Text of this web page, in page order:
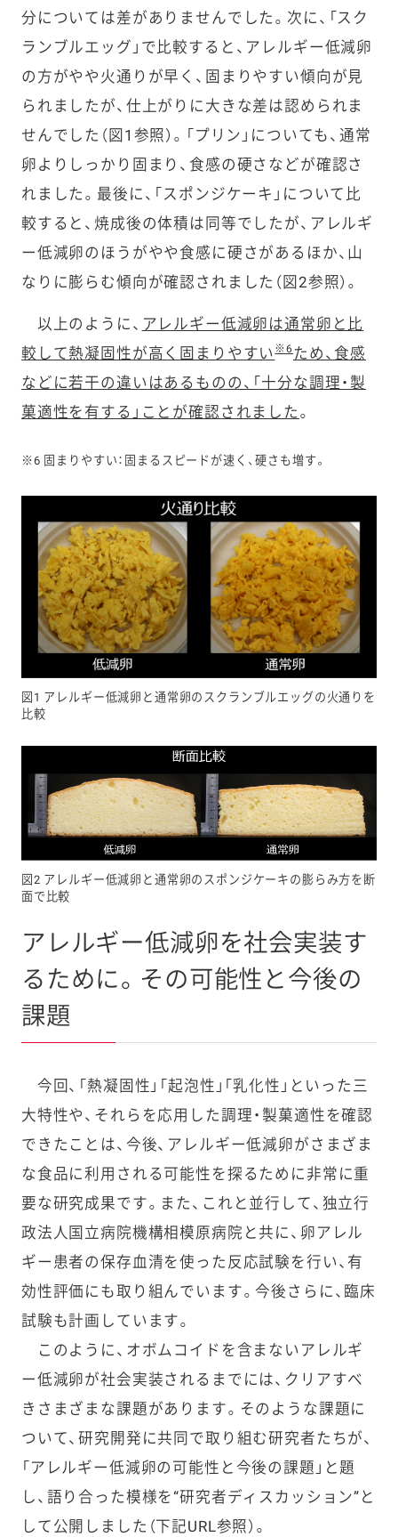
分については差がありませんでした。次に、「スク
ランブルエッグ」で比較すると、アレルギー低減卵
の方がやや火通りが早く、固まりやすい傾向が見
られましたが、仕上がりに大きな差は認められま
せんでした（図1参照）。「プリン」についても、通常
卵よりしっかり固まり、食感の硬さなどが確認さ
れました。最後に、「スポンジケーキ」について比
較すると、焼成後の体積は同等でしたが、アレルギ
ー低減卵のほうがやや食感に硬さがあるほか、山
なりに膨らむ傾向が確認されました（図2参照）。
以上のように、 アレルギー低減卵は通常卵と比
較して熱凝固性が高く固まりやすい※6ため、食感
などに若干の違いはあるものの、「十分な調理・製
菓適性を有する」ことが確認されました 。
※6 固まりやすい：固まるスピードが速く、硬さも増す。
図1 アレルギー低減卵と通常卵のスクランブルエッグの火通りを
比較
図2 アレルギー低減卵と通常卵のスポンジケーキの膨らみ方を断
面で比較
アレルギー低減卵を社会実装す
るために。その可能性と今後の
課題
今回、「熱凝固性」「起泡性」「乳化性」といった三
大特性や、それらを応用した調理・製菓適性を確認
できたことは、今後、アレルギー低減卵がさまざま
な食品に利用される可能性を探るために非常に重
要な研究成果です。また、これと並行して、独立行
政法人国立病院機構相模原病院と共に、卵アレル
ギー患者の保存血清を使った反応試験を行い、有
効性評価にも取り組んでいます。今後さらに、臨床
試験も計画しています。
このように、オボムコイドを含まないアレルギ
ー低減卵が社会実装されるまでには、クリアすべ
きさまざまな課題があります。そのような課題に
ついて、研究開発に共同で取り組む研究者たちが、
「アレルギー低減卵の可能性と今後の課題」と題
し、語り合った模様を“研究者ディスカッション”と
して公開しました（下記URL参照）。